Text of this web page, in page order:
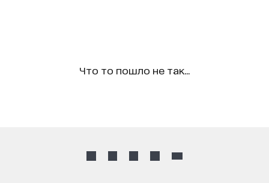
Что то пошло не так...